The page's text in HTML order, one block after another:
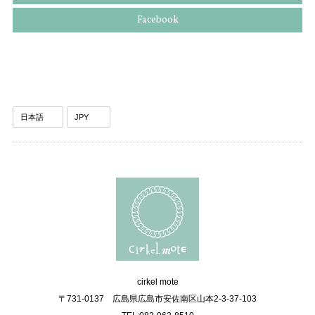
Facebook
cirkel mote
〒731-0137 広島県広島市安佐南区山本2-3-37-103